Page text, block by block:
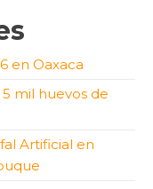
en Oaxaca
mil huevos de
Artificial en